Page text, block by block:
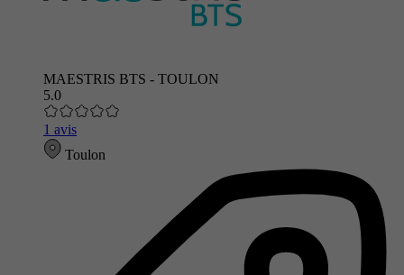
MAESTRIS BTS - TOULON
5.0
1 avis
Toulon